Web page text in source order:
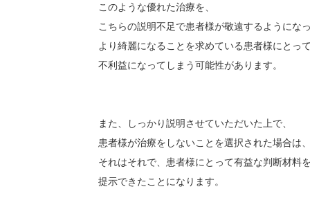
このような優れた治療を、
こちらの説明不足で患者様が敬遠するようにな
より綺麗になることを求めている患者様にとって
不利益になってしまう可能性があります。
また、しっかり説明させていただいた上で、
患者様が治療をしないことを選択された場合は、
それはそれで、患者様にとって有益な判断材料を
提示できたことになります。